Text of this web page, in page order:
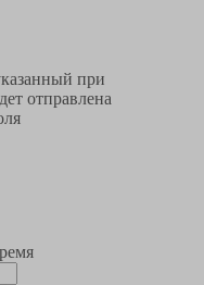
при
отправлена